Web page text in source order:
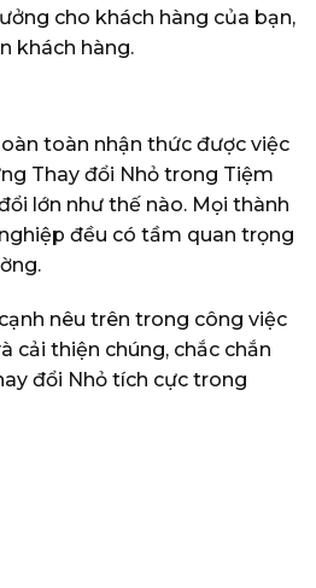
cho khách hàng của bạn,
khách hàng.
toàn nhận thức được việc
Thay đổi Nhỏ trong Tiệm
lớn như thế nào. Mọi thành
đều có tầm quan trọng
nêu trên trong công việc
cải thiện chúng, chắc chắn
đổi Nhỏ tích cực trong